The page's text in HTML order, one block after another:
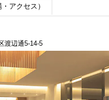
アクセス）
渡辺通5-14-5